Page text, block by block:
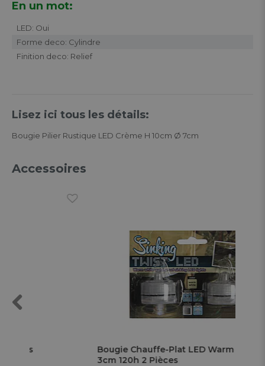
En un mot:
LED: Oui
Forme deco: Cylindre
Finition deco: Relief
Lisez ici tous les détails:
Bougie Pilier Rustique LED Crème H 10cm Ø 7cm
Accessoires
Bougie Chauffe-Plat LED Warm White Ø
3cm 120h 2 Pièces